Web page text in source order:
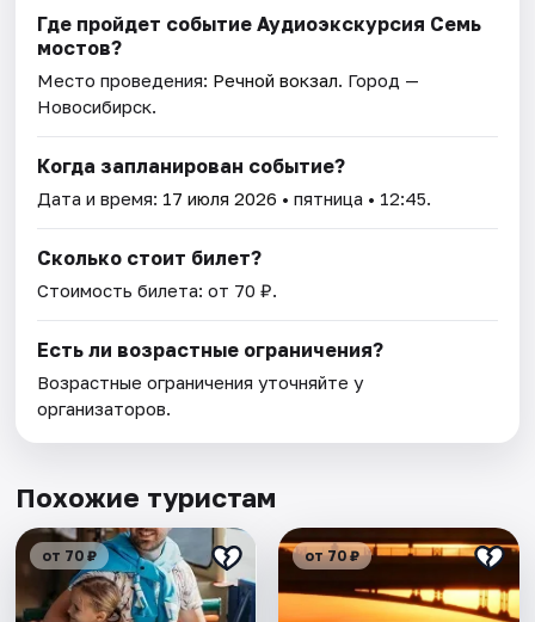
Где пройдет событие Аудиоэкскурсия Семь
мостов?
Место проведения: Речной вокзал. Город —
Новосибирск.
Когда запланирован событие?
Дата и время: 17 июля 2026 • пятница • 12:45.
Сколько стоит билет?
Стоимость билета: от 70 ₽.
Есть ли возрастные ограничения?
Возрастные ограничения уточняйте у
организаторов.
Похожие туристам
от 70 ₽ от 70 ₽